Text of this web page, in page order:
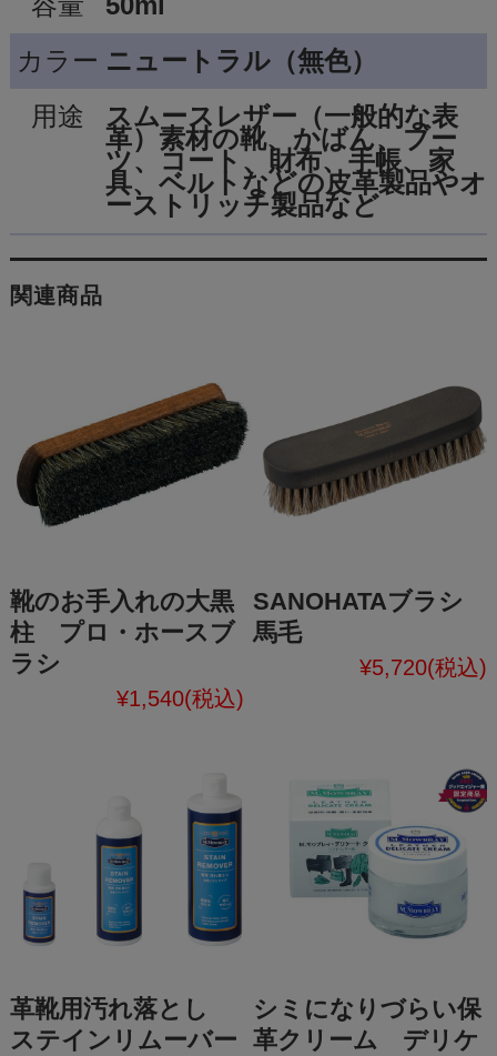
カラー ニュートラル（無色）
用途
スムースレザー（一般的な表
革）素材の靴、かばん、ブー
ツ、コート、財布、手帳、家
具、ベルトなどの皮革製品やオ
ーストリッチ製品など
関連商品
靴のお手入れの大黒
柱 プロ・ホースブ
ラシ
¥1,540(税込)
SANOHATAブラシ
馬毛
¥5,720(税込)
革靴用汚れ落とし
ステインリムーバー
シミになりづらい保
革クリーム デリケ